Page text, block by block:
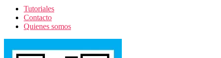
Tutoriales
Contacto
Quienes somos